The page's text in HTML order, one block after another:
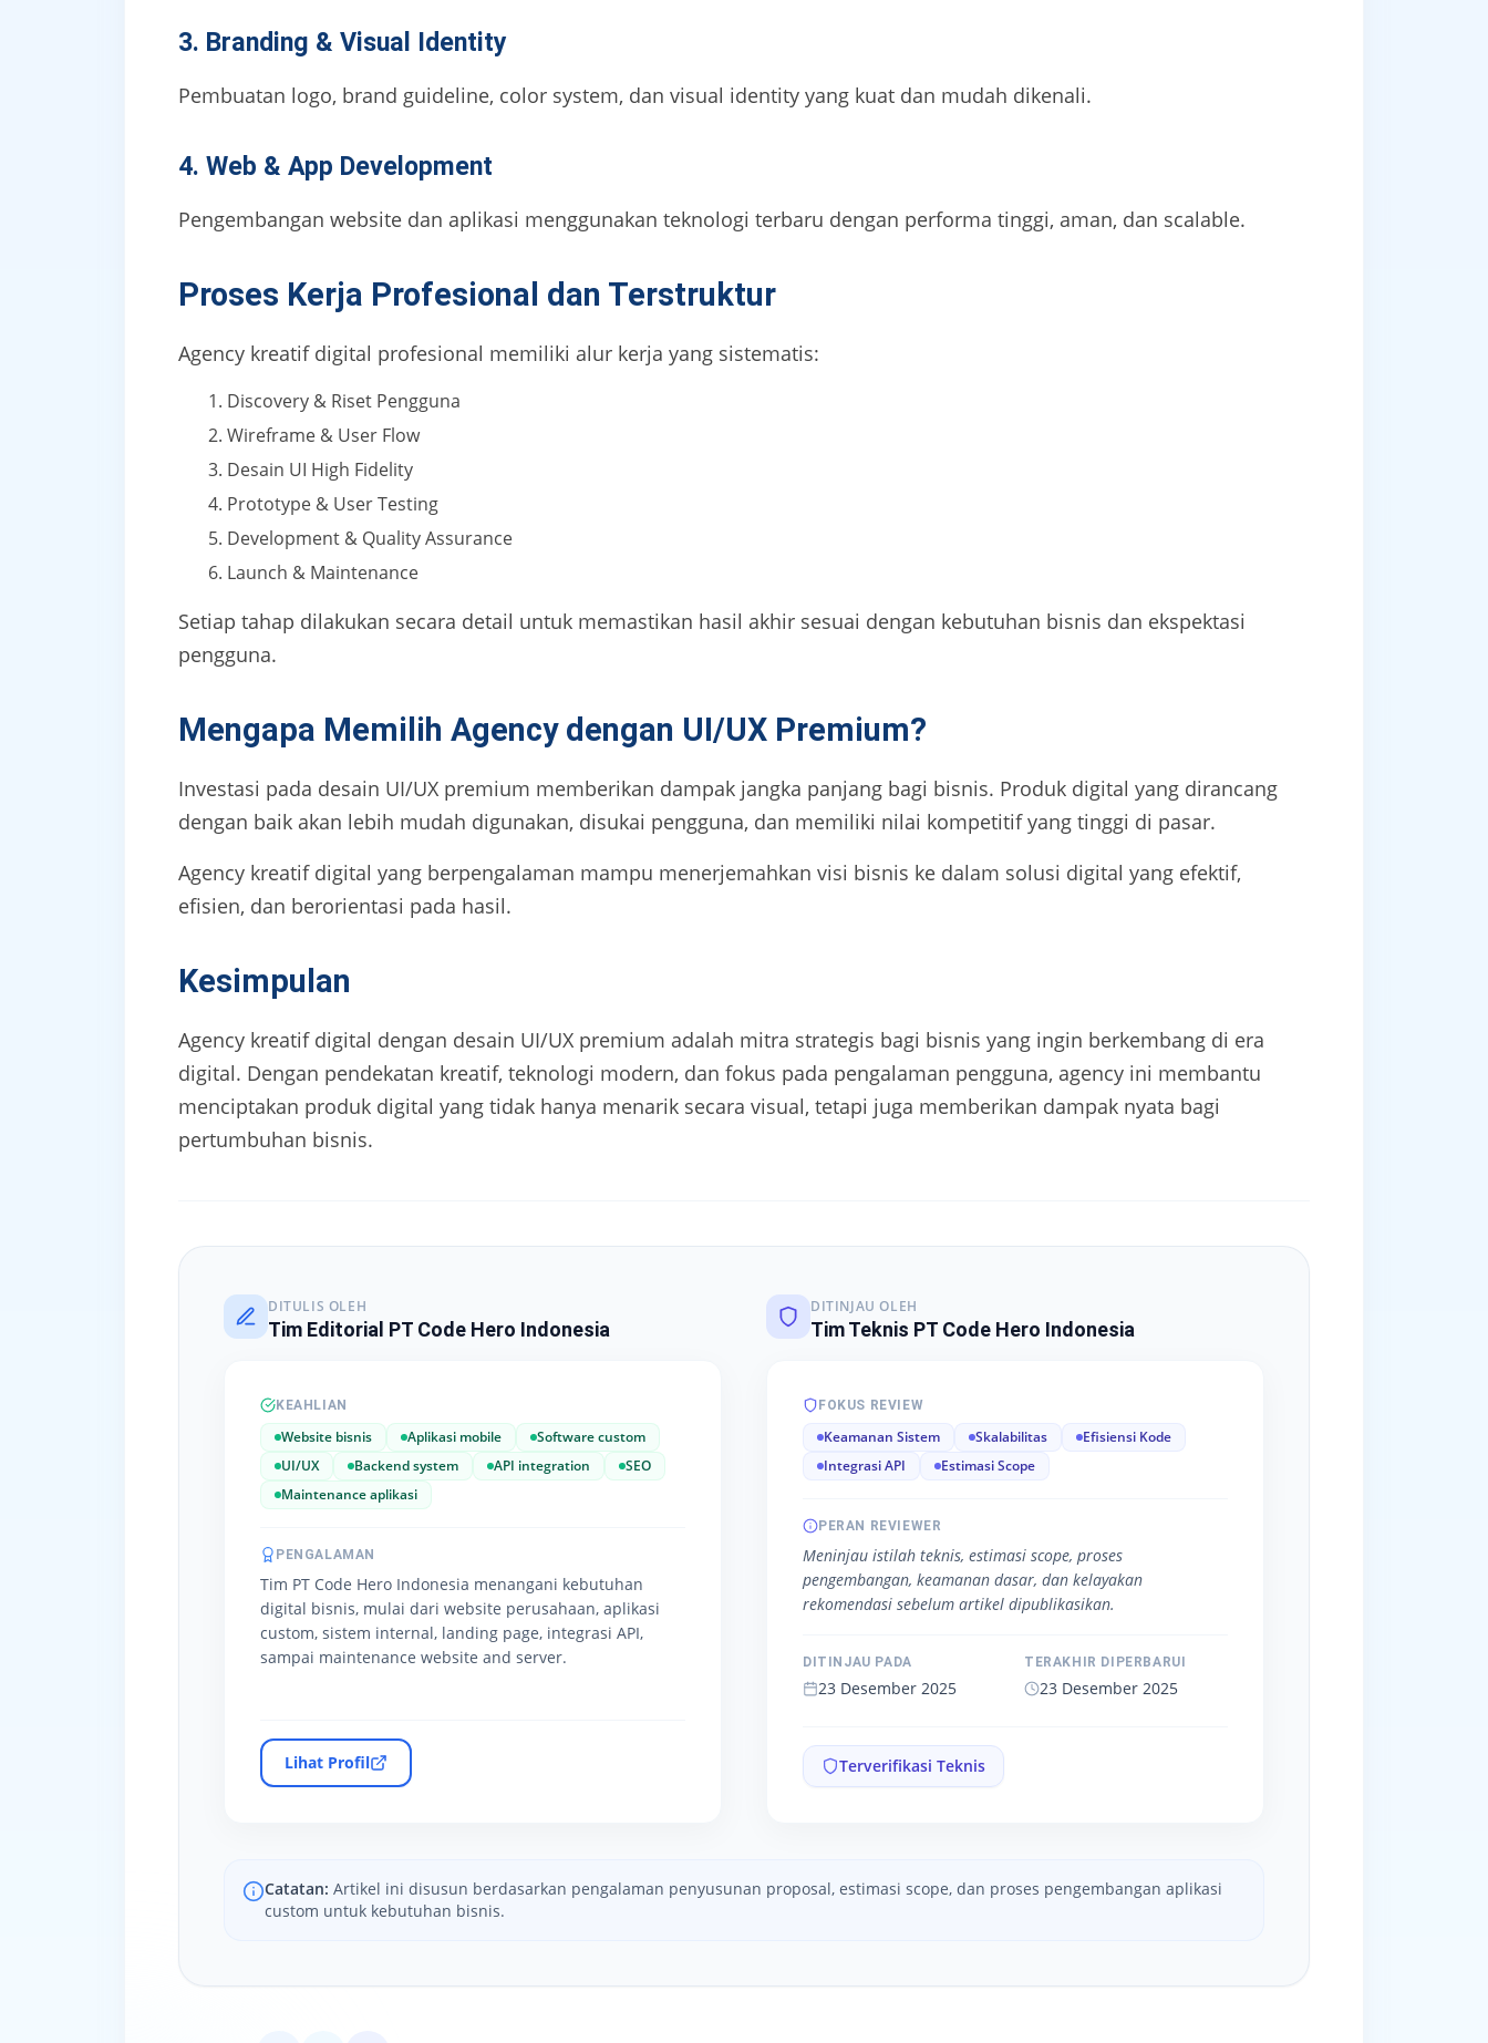
3. Branding & Visual Identity
Pembuatan logo, brand guideline, color system, dan visual identity yang kuat dan mudah dikenali.
4. Web & App Development
Pengembangan website dan aplikasi menggunakan teknologi terbaru dengan performa tinggi, aman, dan scalable.
Proses Kerja Profesional dan Terstruktur
Agency kreatif digital profesional memiliki alur kerja yang sistematis:
Discovery & Riset Pengguna
Wireframe & User Flow
Desain UI High Fidelity
Prototype & User Testing
Development & Quality Assurance
Launch & Maintenance
Setiap tahap dilakukan secara detail untuk memastikan hasil akhir sesuai dengan kebutuhan bisnis dan ekspektasi
pengguna.
Mengapa Memilih Agency dengan UI/UX Premium?
Investasi pada desain UI/UX premium memberikan dampak jangka panjang bagi bisnis. Produk digital yang dirancang
dengan baik akan lebih mudah digunakan, disukai pengguna, dan memiliki nilai kompetitif yang tinggi di pasar.
Agency kreatif digital yang berpengalaman mampu menerjemahkan visi bisnis ke dalam solusi digital yang efektif,
efisien, dan berorientasi pada hasil.
Kesimpulan
Agency kreatif digital dengan desain UI/UX premium adalah mitra strategis bagi bisnis yang ingin berkembang di era
digital. Dengan pendekatan kreatif, teknologi modern, dan fokus pada pengalaman pengguna, agency ini membantu
menciptakan produk digital yang tidak hanya menarik secara visual, tetapi juga memberikan dampak nyata bagi
pertumbuhan bisnis.
DITULIS OLEH
Tim Editorial PT Code Hero Indonesia
KEAHLIAN
Website bisnis Aplikasi mobile
Software custom
UI/UX
Backend system API integration
SEO
Maintenance aplikasi
PENGALAMAN
Tim PT Code Hero Indonesia menangani kebutuhan
digital bisnis, mulai dari website perusahaan, aplikasi
custom, sistem internal, landing page, integrasi API,
sampai maintenance website and server.
Lihat Profil
DITINJAU OLEH
Tim Teknis PT Code Hero Indonesia
FOKUS REVIEW
Keamanan Sistem Skalabilitas
Efisiensi Kode
Integrasi API
Estimasi Scope
PERAN REVIEWER
Meninjau istilah teknis, estimasi scope, proses
pengembangan, keamanan dasar, dan kelayakan
rekomendasi sebelum artikel dipublikasikan.
DITINJAU PADA
23 Desember 2025
TERAKHIR DIPERBARUI
23 Desember 2025
Terverifikasi Teknis
Catatan: Artikel ini disusun berdasarkan pengalaman penyusunan proposal, estimasi scope, dan proses pengembangan aplikasi
custom untuk kebutuhan bisnis.